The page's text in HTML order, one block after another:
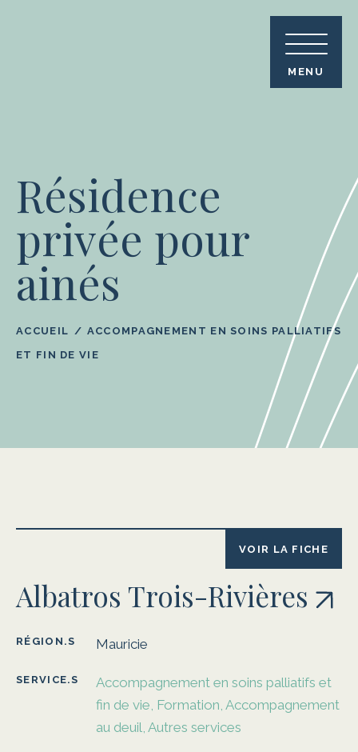
MENU
Résidence
privée pour
ainés
ACCUEIL
ACCOMPAGNEMENT EN SOINS PALLIATIFS
ET FIN DE VIE
VOIR LA FICHE
Albatros Trois-Rivières
RÉGION.S Mauricie
SERVICE.S
Accompagnement en soins palliatifs et
fin de vie, Formation, Accompagnement
au deuil, Autres services